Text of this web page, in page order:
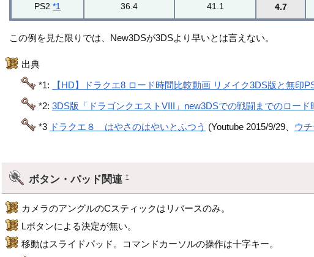
PS2*1 36.4 41.1 4.7
この例を見た限りでは、New3DSが3DSより早いとは言えない。
出典
*1:
【HD】ドラクエ8 ロード時間比較動画 リメイク3DS版と無印
*2:3DS版「ドラゴンクエストVIII」new3DSでの戦闘までのロード
*3 ドラクエ８ はやさのはやいとふつう (Youtube 2015/9/29、 ウ
ボタン・パッド関連†
カメラのアングルのCスティックはリバースのみ。
Lボタンによる決定が無い。
移動はスライドパッド。コマンドカーソルの操作は十字キー。